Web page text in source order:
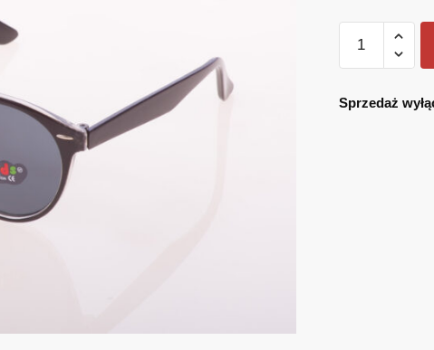
Sprzedaż